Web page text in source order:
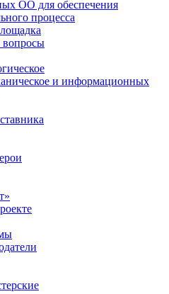
ОО для обеспечения
процесса
вопросы
и информационных